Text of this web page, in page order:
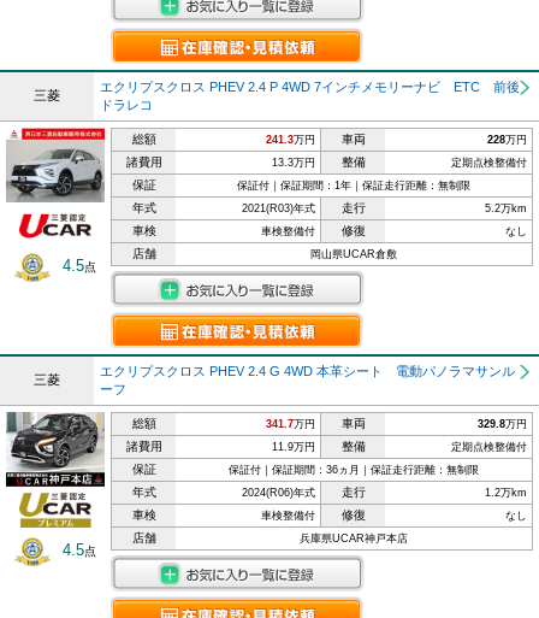
三菱
エクリプスクロス PHEV 2.4 P 4WD 7インチメモリーナビ ETC 前後
ドラレコ
4.5点
総額 241.3万円 車両 228万円
諸費用 13.3万円 整備 定期点検整備付
保証 保証付｜保証期間：1年｜保証走行距離：無制限
年式 2021(R03)年式 走行 5.2万km
車検 車検整備付 修復 なし
店舗 岡山県UCAR倉敷
三菱
エクリプスクロス PHEV 2.4 G 4WD 本革シート 電動パノラマサンル
ーフ
4.5点
総額 341.7万円 車両 329.8万円
諸費用 11.9万円 整備 定期点検整備付
保証 保証付｜保証期間：36ヵ月｜保証走行距離：無制限
年式 2024(R06)年式 走行 1.2万km
車検 車検整備付 修復 なし
店舗 兵庫県UCAR神戸本店